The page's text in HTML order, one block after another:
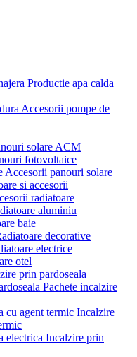
Productie apa calda
Accesorii pompe de
solare ACM
fotovoltaice
Accesorii panouri solare
si accesorii
radiatoare
aluminiu
baie
decorative
electrice
otel
prin pardoseala
Pachete incalzire
Incalzire
Incalzire prin